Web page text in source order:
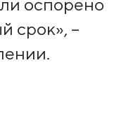
срок», –